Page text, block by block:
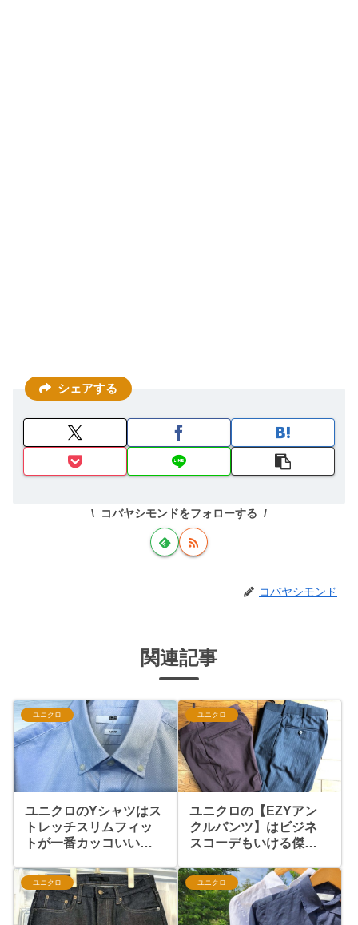
シェアする
コバヤシモンドをフォローする
コバヤシモンド
関連記事
ユニクロ
ユニクロのYシャツはス
トレッチスリムフィッ
トが一番カッコいい！
ユニクロ
ユニクロの【EZYアン
クルパンツ】はビジネ
スコーデもいける傑作
ユニクロ ユニクロ